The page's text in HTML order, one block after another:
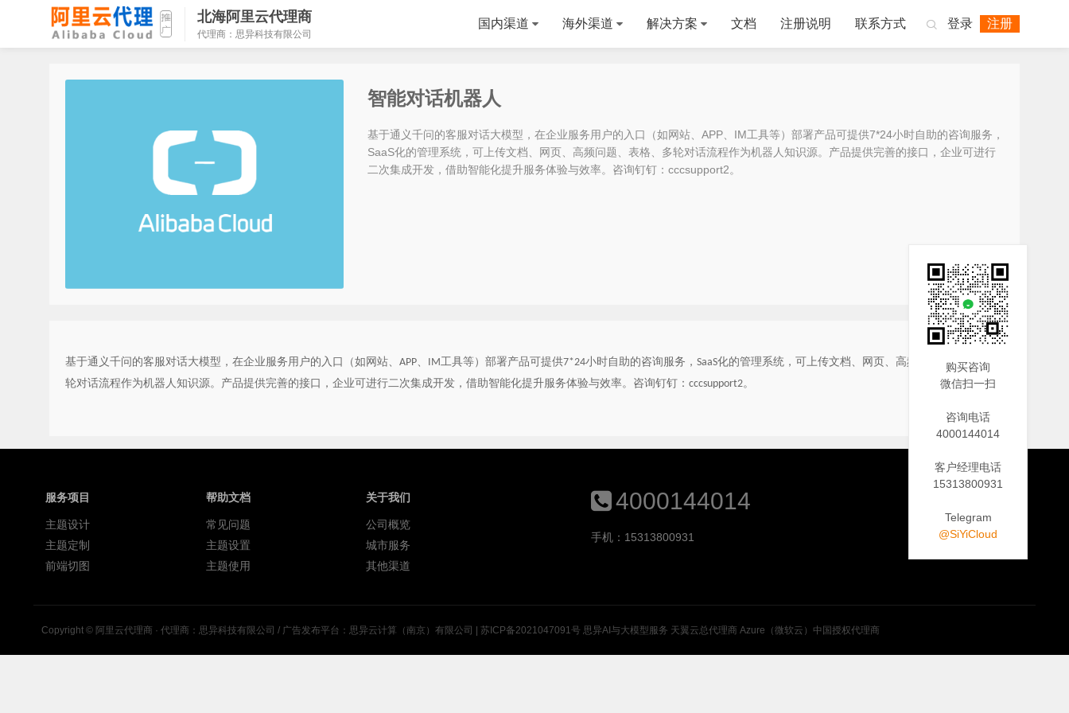
北海阿里云代理商
代理商：思异科技有限公司
登录 注册

国内渠道 海外渠道 解决方案 文档 注册说明 联系方式
智能对话机器人
基于通义千问的客服对话大模型，在企业服务用户的入口（如网站、APP、IM工具等）部署产品可提供7*24小时自助的咨询服务，
SaaS化的管理系统，可上传文档、网页、高频问题、表格、多轮对话流程作为机器人知识源。产品提供完善的接口，企业可进行
二次集成开发，借助智能化提升服务体验与效率。咨询钉钉：cccsupport2。
基于通义千问的客服对话大模型，在企业服务用户的入口（如网站、 APP IM工具等）部署产品可提供7*24小时自助的咨询服务， SaaS化的管理系统，可上传文档、网页、高频问题、表格、多
轮对话流程作为机器人知识源。产品提供完善的接口，企业可进行二次集成开发，借助智能化提升服务体验与效率。咨询钉钉： cccsupport2。
服务项目
主题设计
主题定制
前端切图
帮助文档
常见问题
主题设置
主题使用
关于我们
公司概览
城市服务
其他渠道
4000144014
手机：15313800931
Copyright © 阿里云代理商 · 代理商：思异科技有限公司 / 广告发布平台：思异云计算（南京）有限公司 | 苏ICP备2021047091号 思异AI与大模型服务 天翼云总代理商 Azure（微软云）中国授权代理商
购买咨询
微信扫一扫
咨询电话
4000144014
客户经理电话
15313800931
Telegram
@SiYiCloud